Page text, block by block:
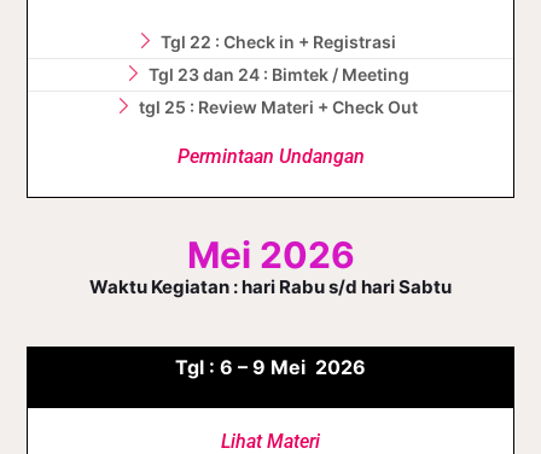
Tgl 22 : Check in + Registrasi
Tgl 23 dan 24 : Bimtek / Meeting
tgl 25 : Review Materi + Check Out
Permintaan Undangan
Mei 2026
Waktu Kegiatan : hari Rabu s/d hari Sabtu
Tgl : 6 – 9 Mei 2026
Lihat Materi